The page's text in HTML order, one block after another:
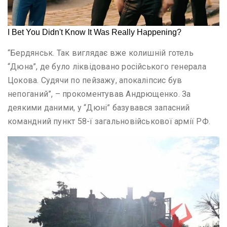
“Бердянськ. Так виглядає вже колишній готель
“Дюна”, де було ліквідовано російського генерала
Цокова. Судячи по пейзажу, апокаліпсис був
непоганий”, – прокоментував Андрющенко. За
деякими даними, у “Дюні” базувався запасний
командний пункт 58-ї загальновійськової армії РФ.